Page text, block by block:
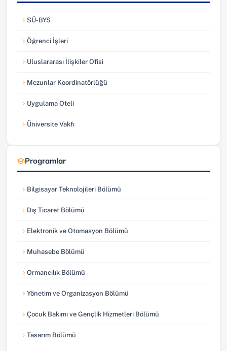
SÜ-BYS
(yeni sekmede açılır)
Öğrenci İşleri
(yeni sekmede açılır)
Uluslararası İlişkiler Ofisi
(yeni sekmede açılır)
Mezunlar Koordinatörlüğü
(yeni sekmede açılır)
Uygulama Oteli
(yeni sekmede açılır)
Üniversite Vakfı
(yeni sekmede açılır)
Programlar
Bilgisayar Teknolojileri Bölümü
Dış Ticaret Bölümü
Elektronik ve Otomasyon Bölümü
Muhasebe Bölümü
Ormancılık Bölümü
Yönetim ve Organizasyon Bölümü
Çocuk Bakımı ve Gençlik Hizmetleri Bölümü
Tasarım Bölümü